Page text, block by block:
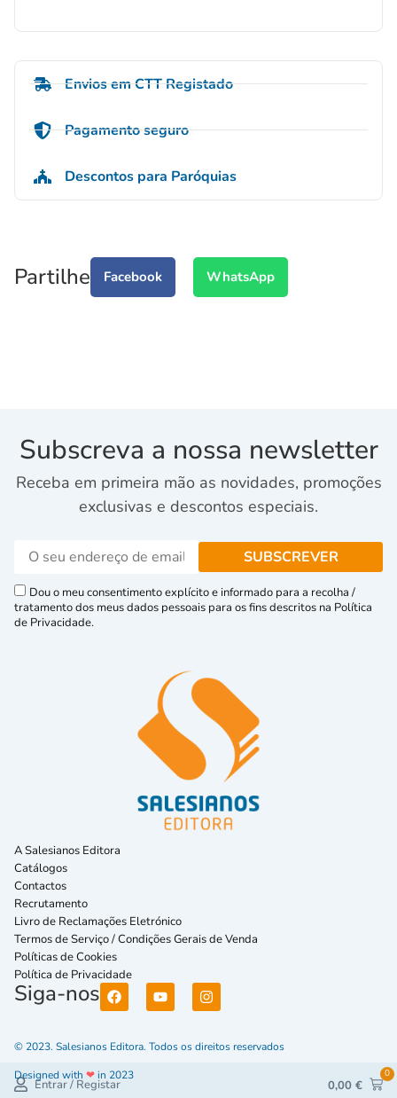
Envios em CTT Registado
Pagamento seguro
Descontos para Paróquias
Partilhe Facebook WhatsApp
Entrar / Registar 0,00 €
0
Subscreva a nossa newsletter
Receba em primeira mão as novidades, promoções
exclusivas e descontos especiais.
Dou o meu consentimento explícito e informado para a recolha /
tratamento dos meus dados pessoais para os fins descritos na Política
de Privacidade.
A Salesianos Editora
Catálogos
Contactos
Recrutamento
Livro de Reclamações Eletrónico
Termos de Serviço / Condições Gerais de Venda
Políticas de Cookies
Política de Privacidade
Siga-nos
© 2023. Salesianos Editora. Todos os direitos reservados
Designed with ❤in 2023